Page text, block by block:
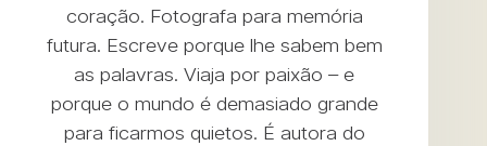
coração. Fotografa para memória
futura. Escreve porque lhe sabem bem
as palavras. Viaja por paixão – e
porque o mundo é demasiado grande
para ficarmos quietos. É autora do